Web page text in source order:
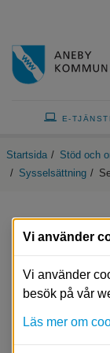
E-
Startsida / Stöd och
/ Sysselsättning /
Second
Vi använder
Vi använder
besök på vår
Läs mer om